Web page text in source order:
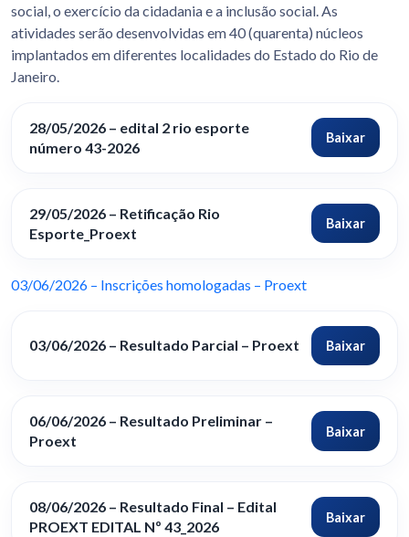
social, o exercício da cidadania e a inclusão social. As
atividades serão desenvolvidas em 40 (quarenta) núcleos
implantados em diferentes localidades do Estado do Rio de
Janeiro.
28/05/2026 – edital 2 rio esporte
número 43-2026
Baixar
29/05/2026 – Retificação Rio
Esporte_Proext
Baixar
03/06/2026 – Inscrições homologadas – Proext
03/06/2026 – Resultado Parcial – Proext Baixar
06/06/2026 – Resultado Preliminar –
Proext
Baixar
08/06/2026 – Resultado Final – Edital
PROEXT EDITAL Nº 43_2026
Baixar